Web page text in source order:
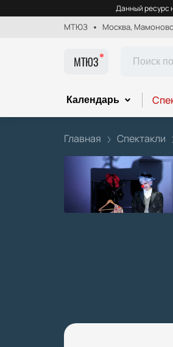
Данный ресурс
МТЮЗ Москва,
МТЮЗ
Календарь
Главная Спектакли